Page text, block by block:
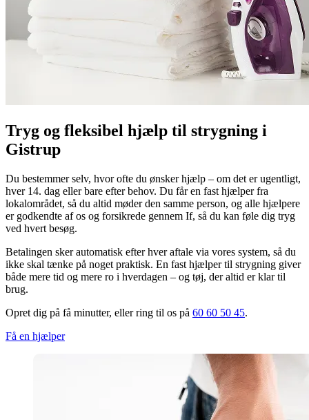
Tryg og fleksibel hjælp til strygning i
Gistrup
Du bestemmer selv, hvor ofte du ønsker hjælp – om det er ugentligt,
hver 14. dag eller bare efter behov. Du får en fast hjælper fra
lokalområdet, så du altid møder den samme person, og alle hjælpere
er godkendte af os og forsikrede gennem If, så du kan føle dig tryg
ved hvert besøg.
Betalingen sker automatisk efter hver aftale via vores system, så du
ikke skal tænke på noget praktisk. En fast hjælper til strygning giver
både mere tid og mere ro i hverdagen – og tøj, der altid er klar til
brug.
Opret dig på få minutter, eller ring til os på 60 60 50 45.
Få en hjælper